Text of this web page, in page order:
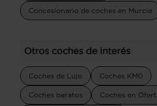
Concesionario de coches en Murcia
Otros coches de interés
Coches de Lujo Coches KM0
Coches baratos Coches en